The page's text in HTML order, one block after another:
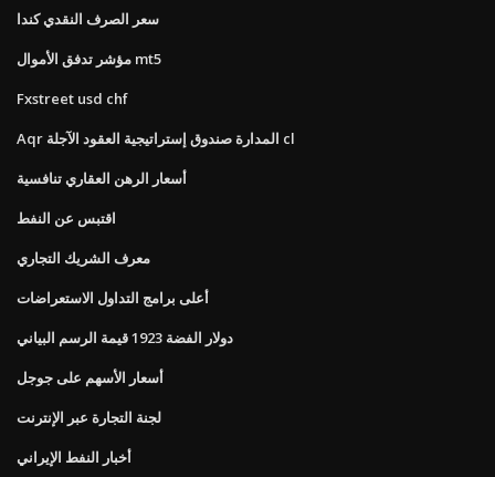
سعر الصرف النقدي كندا
مؤشر تدفق الأموال mt5
Fxstreet usd chf
Aqr المدارة صندوق إستراتيجية العقود الآجلة cl
أسعار الرهن العقاري تنافسية
اقتبس عن النفط
معرف الشريك التجاري
أعلى برامج التداول الاستعراضات
دولار الفضة 1923 قيمة الرسم البياني
أسعار الأسهم على جوجل
لجنة التجارة عبر الإنترنت
أخبار النفط الإيراني